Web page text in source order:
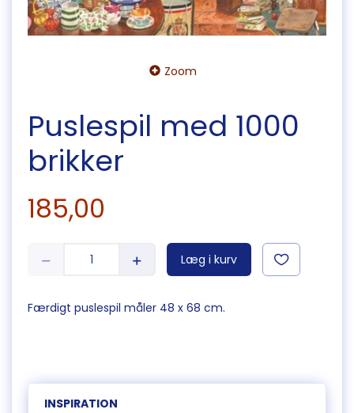
Zoom
Puslespil med 1000
brikker
185,00
Læg i kurv
Færdigt puslespil måler 48 x 68 cm.
INSPIRATION